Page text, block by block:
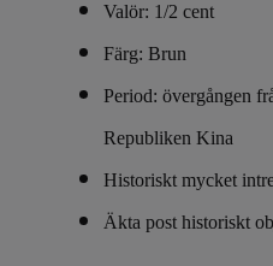
Valör: 1/2 cent
Färg: Brun
Period: övergången
Republiken Kina
Historiskt mycket
Äkta post historiskt